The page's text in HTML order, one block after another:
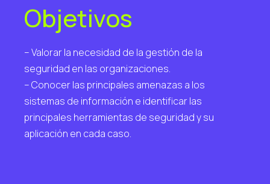
Objetivos
– Valorar la necesidad de la gestión de la
seguridad en las organizaciones.
– Conocer las principales amenazas a los
sistemas de información e identificar las
principales herramientas de seguridad y su
aplicación en cada caso.